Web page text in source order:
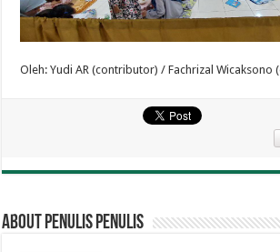
Oleh: Yudi AR (contributor) / Fachrizal Wicaksono
About penulis penulis